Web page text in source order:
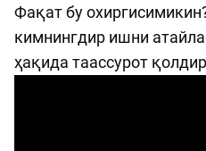
Фақат бу
кимнингдир ишни
ҳақида таассурот